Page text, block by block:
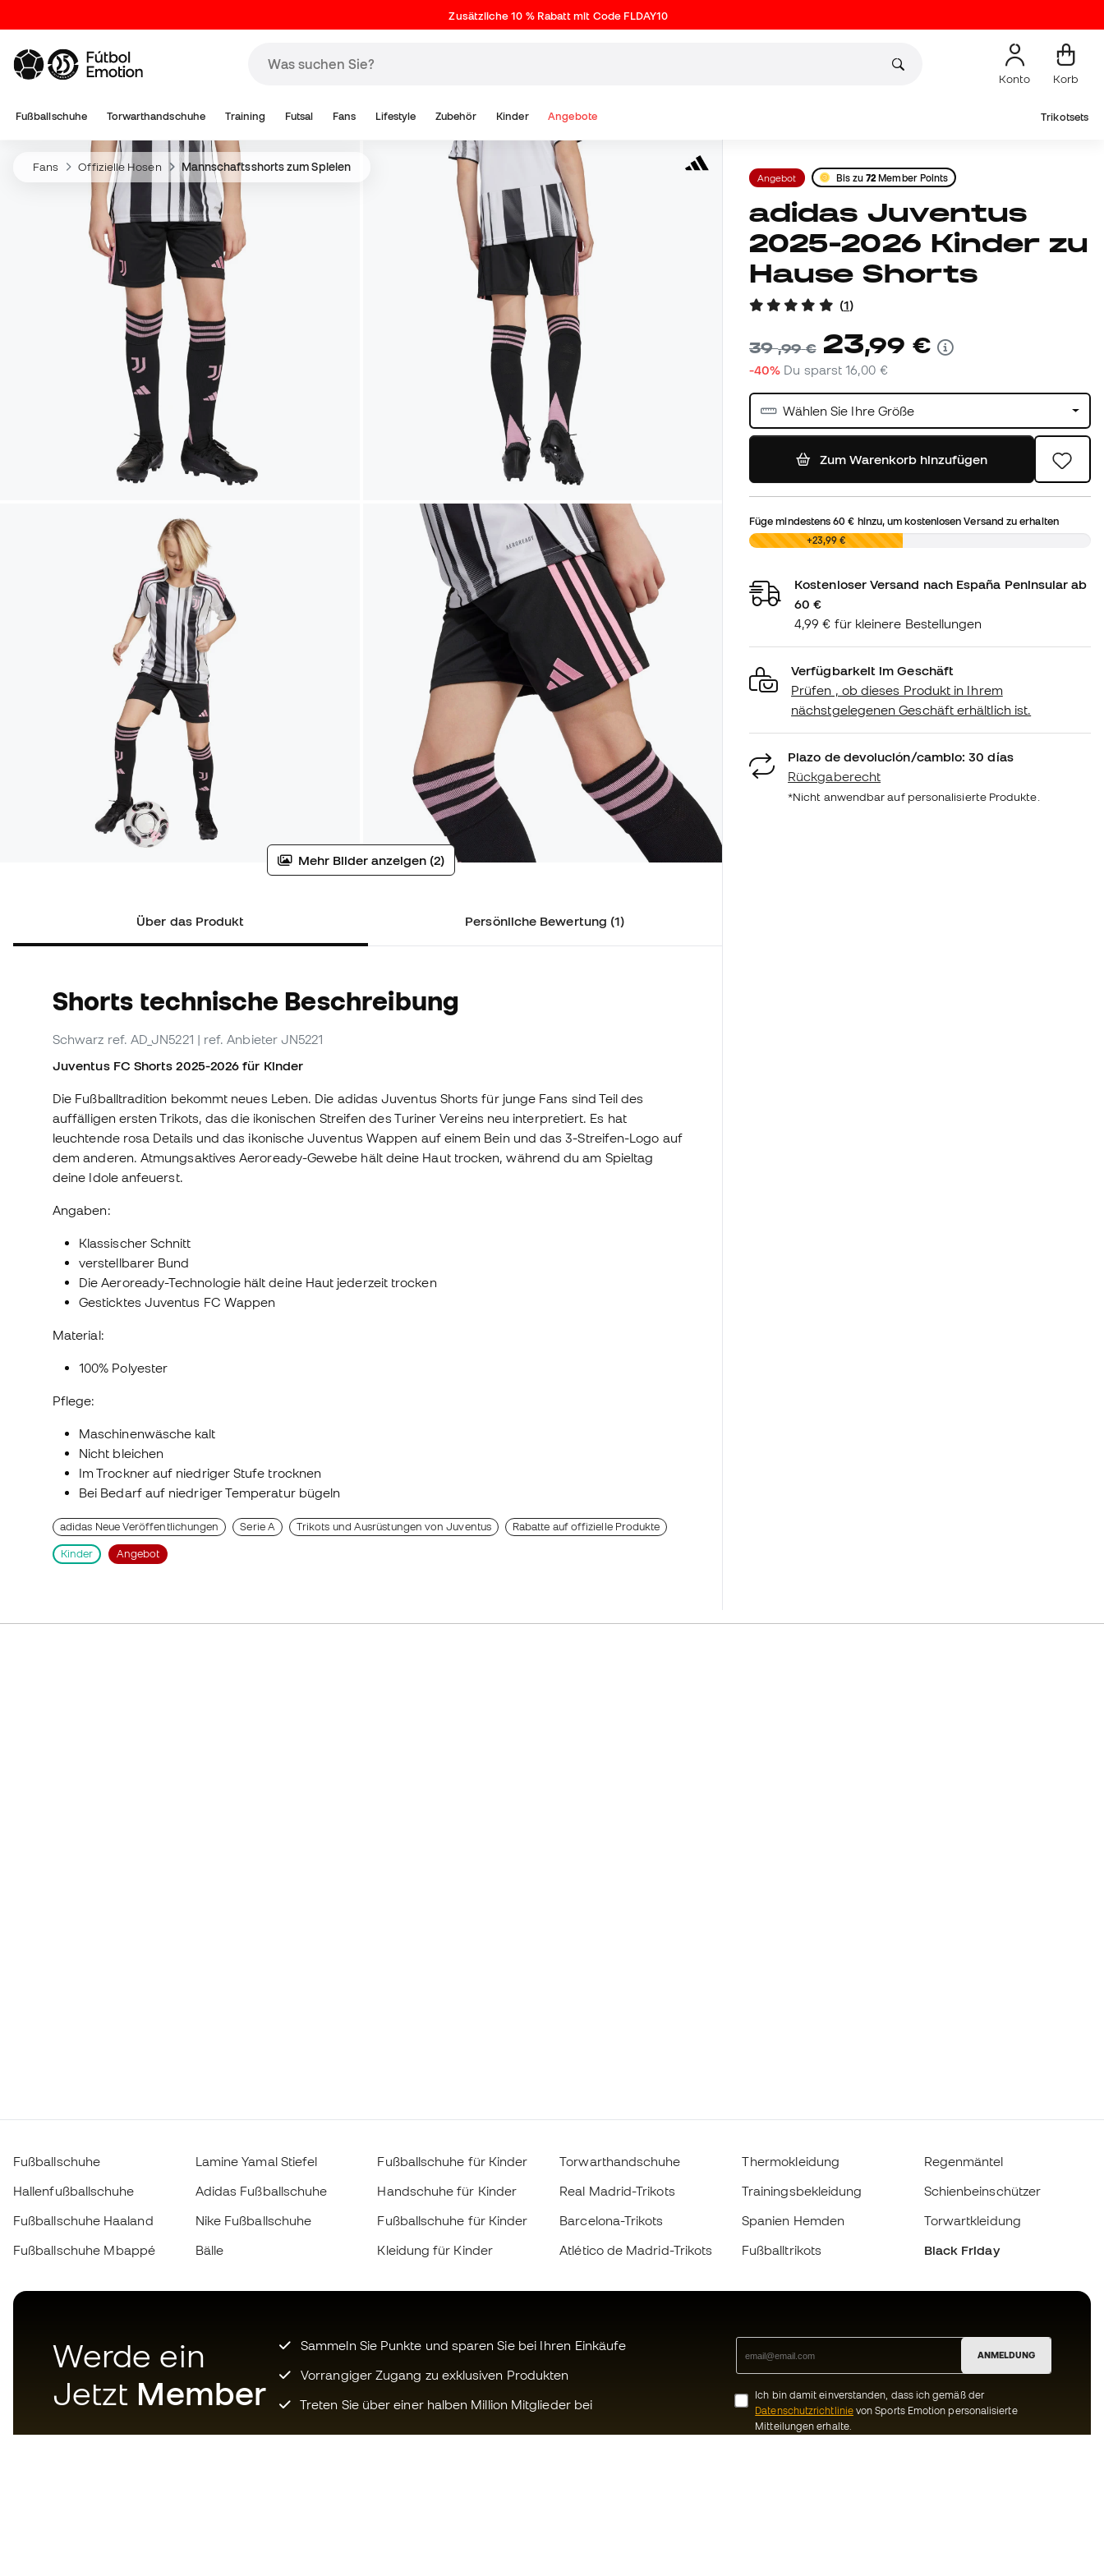
Zusätzliche 10 % Rabatt mit Code FLDAY10
Konto Korb
Fußballschuhe Torwarthandschuhe Training Futsal Fans Lifestyle Zubehör Kinder Angebote Trikotsets
Fans Offizielle Hosen Mannschaftsshorts zum Spielen
Mehr Bilder anzeigen (2)
Über das Produkt Persönliche Bewertung (1)
Shorts technische Beschreibung
Schwarz ref. AD_JN5221 | ref. Anbieter JN5221
Juventus FC Shorts 2025-2026 für Kinder
Die Fußballtradition bekommt neues Leben. Die adidas Juventus Shorts für junge Fans sind Teil des
auffälligen ersten Trikots, das die ikonischen Streifen des Turiner Vereins neu interpretiert. Es hat
leuchtende rosa Details und das ikonische Juventus Wappen auf einem Bein und das 3-Streifen-Logo auf
dem anderen. Atmungsaktives Aeroready-Gewebe hält deine Haut trocken, während du am Spieltag
deine Idole anfeuerst.
Angaben:
Klassischer Schnitt
verstellbarer Bund
Die Aeroready-Technologie hält deine Haut jederzeit trocken
Gesticktes Juventus FC Wappen
Material:
100% Polyester
Pflege:
Maschinenwäsche kalt
Nicht bleichen
Im Trockner auf niedriger Stufe trocknen
Bei Bedarf auf niedriger Temperatur bügeln
adidas Neue Veröffentlichungen Serie A Trikots und Ausrüstungen von Juventus Rabatte auf offizielle Produkte
Kinder Angebot
Angebot Bis zu72 Member Points
adidas Juventus
2025-2026 Kinder zu
Hause Shorts
(1)
39,99 € 23,99 €
-40% Du sparst16,00 €
Wählen Sie Ihre Größe
Zum Warenkorb hinzufügen
Füge mindestens60 € hinzu, um kostenlosen Versand zu erhalten
0,00 € +23,99 €
Kostenloser Versand nach España Peninsular ab
60 €
4,99 € für kleinere Bestellungen
Verfügbarkeit im Geschäft
Prüfen , ob dieses Produkt in Ihrem
nächstgelegenen Geschäft erhältlich ist.
Plazo de devolución/cambio: 30 días
Rückgaberecht
*Nicht anwendbar auf personalisierte Produkte.
Fußballschuhe
Hallenfußballschuhe
Fußballschuhe Haaland
Fußballschuhe Mbappé
Lamine Yamal Stiefel
Adidas Fußballschuhe
Nike Fußballschuhe
Bälle
Fußballschuhe für Kinder
Handschuhe für Kinder
Fußballschuhe für Kinder
Kleidung für Kinder
Torwarthandschuhe
Real Madrid-Trikots
Barcelona-Trikots
Atlético de Madrid-Trikots
Thermokleidung
Trainingsbekleidung
Spanien Hemden
Fußballtrikots
Regenmäntel
Schienbeinschützer
Torwartkleidung
Black Friday
Werde ein
Jetzt Member
Sammeln Sie Punkte und sparen Sie bei Ihren Einkäufe
Vorrangiger Zugang zu exklusiven Produkten
Treten Sie über einer halben Million Mitglieder bei
ANMELDUNG
Ich bin damit einverstanden, dass ich gemäß der
Datenschutzrichtlinievon Sports Emotion personalisierte
Mitteilungen erhalte.